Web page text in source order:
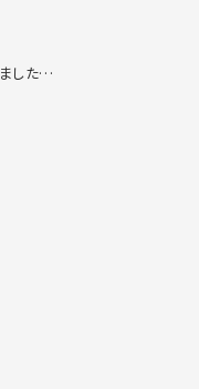
した…